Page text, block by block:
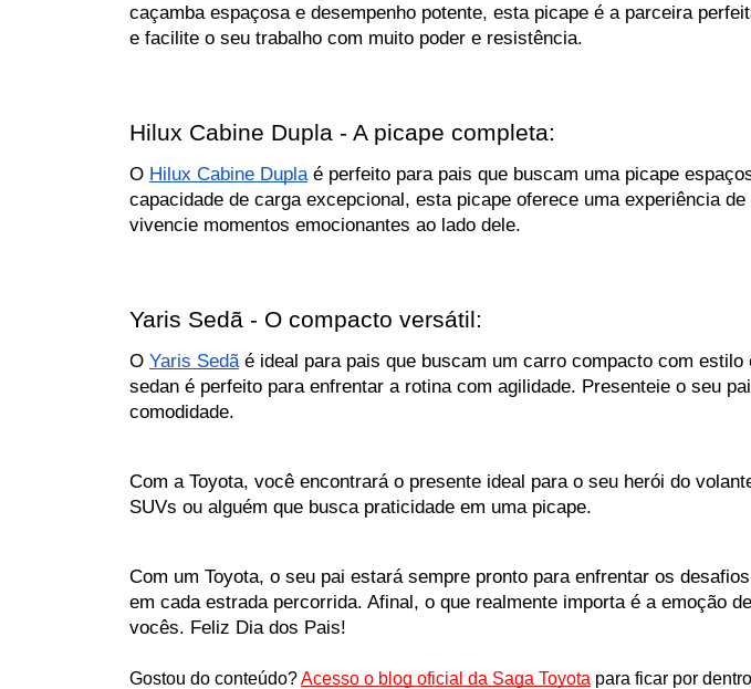
caçamba espaçosa e desempenho potente, esta picape é a parceira
e facilite o seu trabalho com muito poder e resistência.
Hilux Cabine Dupla - A picape completa:
O Hilux Cabine Dupla é perfeito para pais que buscam uma picape
capacidade de carga excepcional, esta picape oferece uma experiência
vivencie momentos emocionantes ao lado dele.
Yaris Sedã - O compacto versátil:
O Yaris Sedã é ideal para pais que buscam um carro compacto com
sedan é perfeito para enfrentar a rotina com agilidade. Presenteie o seu
comodidade.
Com a Toyota, você encontrará o presente ideal para o seu herói do
SUVs ou alguém que busca praticidade em uma picape.
Com um Toyota, o seu pai estará sempre pronto para enfrentar os
em cada estrada percorrida. Afinal, o que realmente importa é a emoção
vocês. Feliz Dia dos Pais!
Gostou do conteúdo? Acesso o blog oficial da Saga Toyota para ficar por